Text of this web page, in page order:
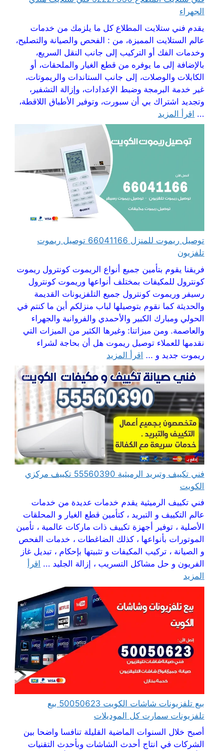
الجهراء
يقدم فني ستلايت المطلاع كل ما يلزمك من خدمات
عالم الستلايت المميزة، من : الفحص والصيانة والتصليح،
وخدمات الفك أو التركيب إلى جانب النقل السريع،
بالإضافة إلى ما يوفره من قطع الغيار والملحقات، أو
الكابلات والوصلات، إلى جانب الستاندات والريموتات،
غير خدمة البرمجة وضبط الإعدادات، وإزالة التشفير،
وتجديد اشتراك بي أن سبورت، وتوفير الأطباق اللاقطة،
... اقرأ المزيد
توصيل ريموت للمنزل 66041166 توصيل ريموت
تلفزيون
فريقنا يقوم بتأمين جميع أنواع الريموت كونترول ريموت
كونترول للمكيفات بمختلف أنواعها وريموت كونترول
رسيفر وريموت كونترول جميع التلفزيونات القديمة
والحديثة كما نقوم بتوصيلها لباب منزلكم أين ما كنتم في
الحولي ومبارك الكبير والأحمدي والفروانية والجهراء
والعاصمة. ومن ميزاتنا: وغيرها الكثير من الميزات التي
نقدمها للعملاء توصيل ريموت هل أن بحاجة لشراء
ريموت جديد و ... اقرأ المزيد
فني تكييف وتبريد الرميثية 55560390 تكييف مركزي
الكويت
فني تكييف الرميثية يقدم خدمات عديدة من خدمات
عالم التكييف و التبريد ، كتأمين قطع الغيار و المحلقات
الأصلية ، توفير أجهزة تكييف ذات ماركات عالمية ، تأمين
الموتورات بأنواعها ، كذلك الضاغطات ، خدمات الفحص
و الصيانة ، تركيب المكيفات و تثبيتها بإحكام ، تبديل غاز
الفريون و حل مشاكل التسريب ، إزالة الجليد ... اقرأ
المزيد
بيع تلفزيونات شاشات الكويت 50050623 بيع
تلفزيونات سمارت كل الموديلات
أصبح خلال السنوات الماضية القليلة تنافسا واضحا بين
الشركات في انتاج أحدث الشاشات وبأحدث التقنيات